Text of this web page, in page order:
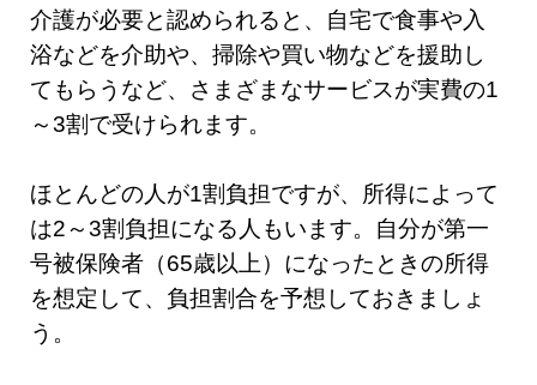
介護が必要と認められると、自宅で食事や入
浴などを介助や、掃除や買い物などを援助し
てもらうなど、さまざまなサービスが実費の1
～3割で受けられます。
ほとんどの人が1割負担ですが、所得によって
は2～3割負担になる人もいます。自分が第一
号被保険者（65歳以上）になったときの所得
を想定して、負担割合を予想しておきましょ
う。